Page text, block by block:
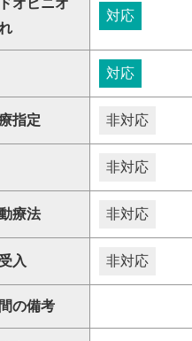
オピニオ
対応
対応
指定 非対応
非対応
療法 非対応
入 非対応
の備考